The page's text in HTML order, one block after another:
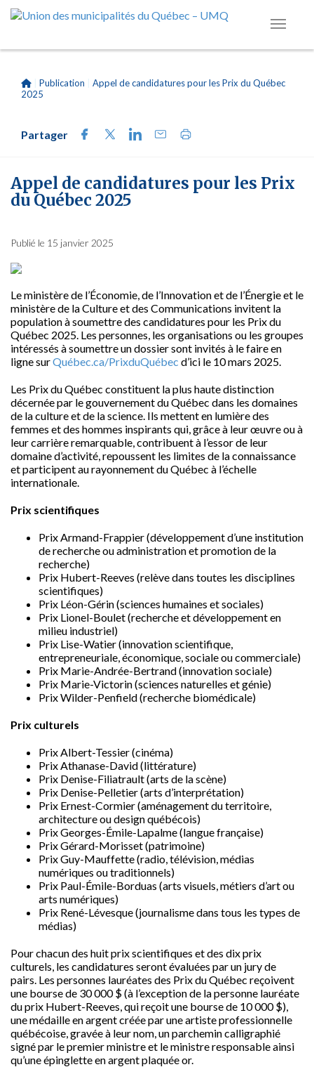
Publication
Appel de candidatures pour les Prix du Québec
2025
Partager
Appel de candidatures pour les Prix
du Québec 2025
Publié le 15 janvier 2025
Le ministère de l’Économie, de l’Innovation et de l’Énergie et le
ministère de la Culture et des Communications invitent la
population à soumettre des candidatures pour les Prix du
Québec 2025. Les personnes, les organisations ou les groupes
intéressés à soumettre un dossier sont invités à le faire en
ligne surQuébec.ca/PrixduQuébec d’ici le 10 mars 2025.
Les Prix du Québec constituent la plus haute distinction
décernée par le gouvernement du Québec dans les domaines
de la culture et de la science. Ils mettent en lumière des
femmes et des hommes inspirants qui, grâce à leur œuvre ou à
leur carrière remarquable, contribuent à l’essor de leur
domaine d’activité, repoussent les limites de la connaissance
et participent au rayonnement du Québec à l’échelle
internationale.
Prix scientifiques
Prix Armand-Frappier(développement d’une institution
de recherche ou administration et promotion de la
recherche)
Prix Hubert-Reeves (relève dans toutes les disciplines
scientifiques)
Prix Léon-Gérin (sciences humaines et sociales)
Prix Lionel-Boulet(recherche et développement en
milieu industriel)
Prix Lise-Watier(innovation scientifique,
entrepreneuriale, économique, sociale ou commerciale)
Prix Marie-Andrée-Bertrand (innovation sociale)
Prix Marie-Victorin(sciences naturelles et génie)
Prix Wilder-Penfield(recherche biomédicale)
Prix culturels
Prix Albert-Tessier(cinéma)
Prix Athanase-David(littérature)
Prix Denise-Filiatrault(arts de la scène)
Prix Denise-Pelletier(arts d’interprétation)
Prix Ernest-Cormier(aménagement du territoire,
architecture ou design québécois)
Prix Georges-Émile-Lapalme (langue française)
Prix Gérard-Morisset (patrimoine)
Prix Guy-Mauffette(radio, télévision, médias
numériques ou traditionnels)
Prix Paul-Émile-Borduas (arts visuels, métiers d’art ou
arts numériques)
Prix René-Lévesque (journalisme dans tous les types de
médias)
Pour chacun des huit prix scientifiques et des dix prix
culturels, les candidatures seront évaluées par un jury de
pairs. Les personnes lauréates des Prix du Québec reçoivent
une bourse de 30 000 $ (à l’exception de la personne lauréate
du prix Hubert-Reeves, qui reçoit une bourse de 10 000 $),
une médaille en argent créée par une artiste professionnelle
québécoise, gravée à leur nom, un parchemin calligraphié
signé par le premier ministre et le ministre responsable ainsi
qu’une épinglette en argent plaquée or.